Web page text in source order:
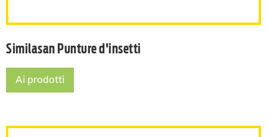
Similasan Punture d'insetti
Similasan Punture d'insetti
Ai prodotti